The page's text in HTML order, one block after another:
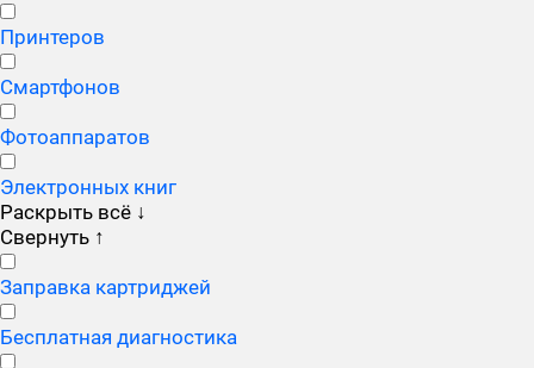
Принтеров
Смартфонов
Фотоаппаратов
Электронных книг
Раскрыть всё ↓
Свернуть ↑
Заправка картриджей
Бесплатная диагностика